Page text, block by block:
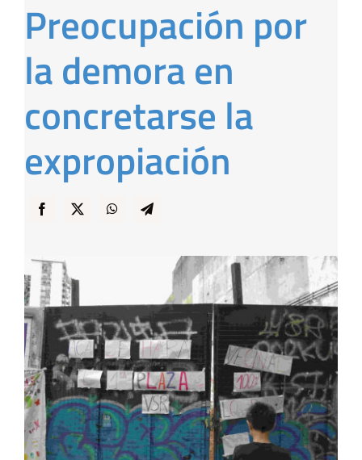
… y Cigarras
Preocupación por
la demora en
concretarse la
expropiación